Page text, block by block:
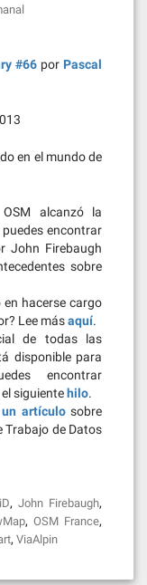
#66por Pascal
en el mundo de
alcanzó la
puedes encontrar
John Firebaugh
sobre
en hacerse cargo
Lee másaquí.
de todas las
disponible para
encontrar
siguientehilo.
un artículosobre
Trabajo de Datos
iD, John Firebaugh,
, OSM France,
, ViaAlpin